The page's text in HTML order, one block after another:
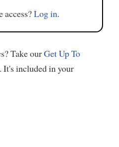
access?Log in.
Take ourGet Up To
It's included in your